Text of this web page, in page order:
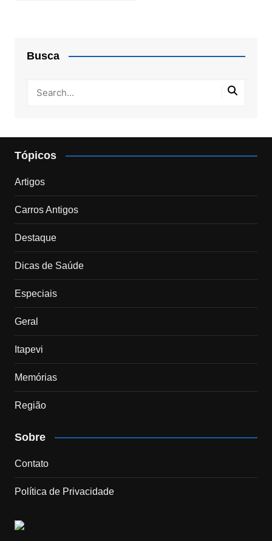
Busca
Tópicos
Artigos
Carros Antigos
Destaque
Dicas de Saúde
Especiais
Geral
Itapevi
Memórias
Região
Sobre
Contato
Política de Privacidade